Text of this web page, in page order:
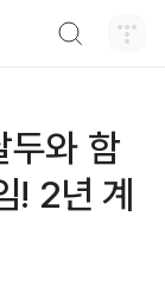
두와 함
! 2년 계